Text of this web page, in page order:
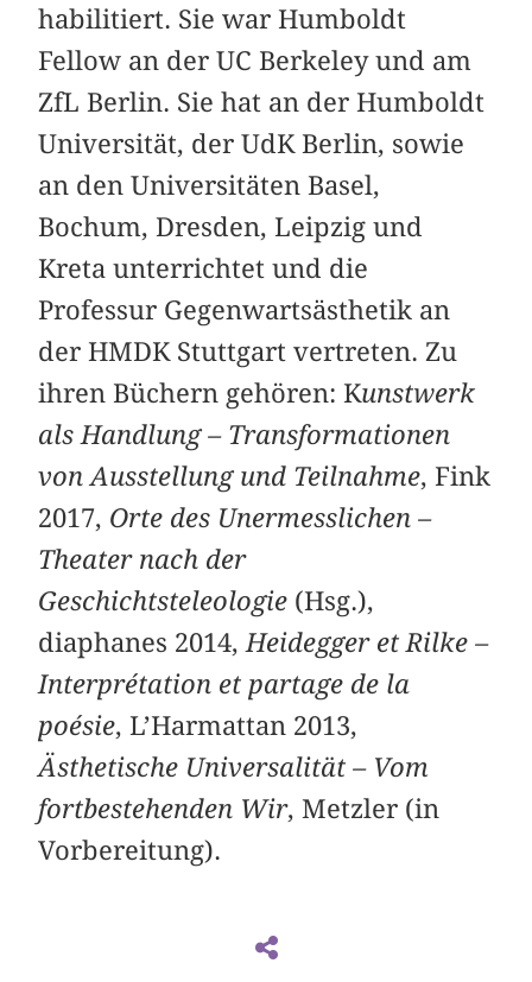
habilitiert. Sie war Humboldt
Fellow an der UC Berkeley und am
ZfL Berlin. Sie hat an der Humboldt
Universität, der UdK Berlin, sowie
an den Universitäten Basel,
Bochum, Dresden, Leipzig und
Kreta unterrichtet und die
Professur Gegenwartsästhetik an
der HMDK Stuttgart vertreten. Zu
ihren Büchern gehören: Kunstwerk
als Handlung – Transformationen
von Ausstellung und Teilnahme, Fink
2017, Orte des Unermesslichen –
Theater nach der
Geschichtsteleologie (Hsg.),
diaphanes 2014, Heidegger et Rilke –
Interprétation et partage de la
poésie, L’Harmattan 2013,
Ästhetische Universalität – Vom
fortbestehenden Wir, Metzler (in
Vorbereitung).